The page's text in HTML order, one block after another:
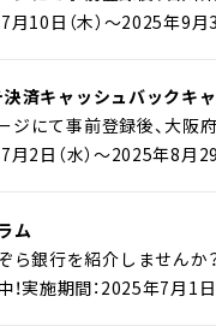
7月10日（木）～2025年9
済キャッシュバックキ
ジにて事前登録後、大
7月2日（水）～2025年8
ム
ら銀行を紹介しませんか
実施期間：2025年7月1日